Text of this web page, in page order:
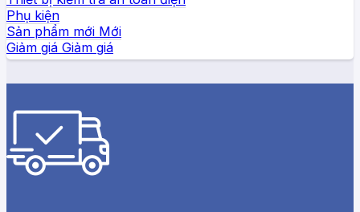
Phụ kiện
Sản phẩm mới
Giảm giá